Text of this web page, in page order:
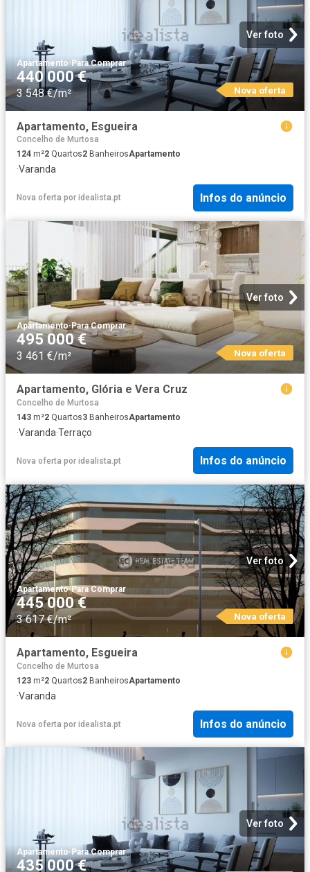
Ver foto
Apartamento·Para Comprar
440 000 €
3 548 €/m² Nova oferta
Apartamento, Esgueira
Concelho de Murtosa
124 m²2 Quartos2 BanheirosApartamento
·Varanda
Nova oferta por idealista.pt Infos do anúncio
Ver foto
Apartamento· Para Comprar
495 000 €
3 461 €/m² Nova oferta
Apartamento, Glória e Vera Cruz
Concelho de Murtosa
143 m²2 Quartos3 BanheirosApartamento
·Varanda·Terraço
Nova oferta por idealista.pt Infos do anúncio
Ver foto
Apartamento·Para Comprar
445 000 €
3 617 €/m² Nova oferta
Apartamento, Esgueira
Concelho de Murtosa
123 m²2 Quartos2 BanheirosApartamento
·Varanda
Nova oferta por idealista.pt Infos do anúncio
Ver foto
Apartamento·Para Comprar
435 000 €